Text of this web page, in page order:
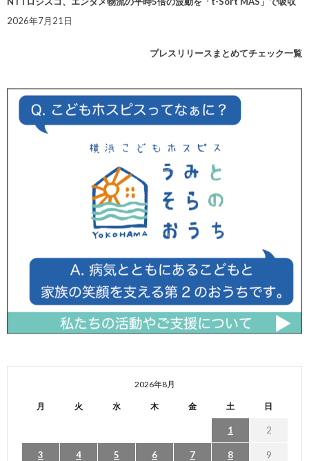
2026年7月21日
プレスリリースまとめてチェック一覧
2026年8月
月 火 水 木 金 土 日
1 2
3 4 5 6 7 8 9